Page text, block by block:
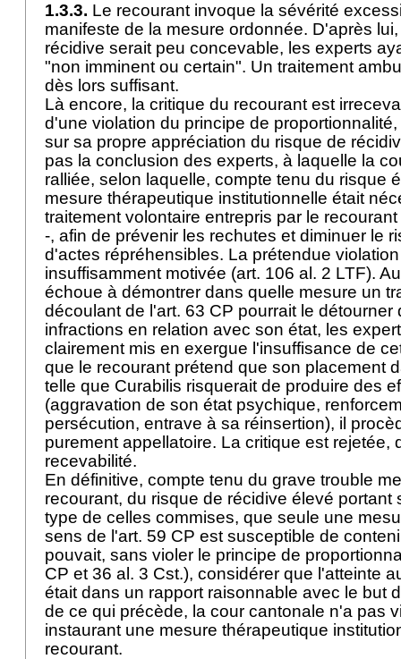
1.3.3. Le recourant invoque la sévérité
manifeste de la mesure ordonnée. D'après
récidive serait peu concevable, les experts
"non imminent ou certain". Un traitement
dès lors suffisant.
Là encore, la critique du recourant est
d'une violation du principe de
sur sa propre appréciation du risque de
pas la conclusion des experts, à laquelle la
ralliée, selon laquelle, compte tenu du risque
mesure thérapeutique institutionnelle était
traitement volontaire entrepris par le
-, afin de prévenir les rechutes et diminuer le
d'actes répréhensibles. La prétendue
insuffisamment motivée (art. 106 al. 2 LTF).
échoue à démontrer dans quelle mesure un
découlant de l'art. 63 CP pourrait le détourner
infractions en relation avec son état, les
clairement mis en exergue l'insuffisance de
que le recourant prétend que son placement
telle que Curabilis risquerait de produire des
(aggravation de son état psychique,
persécution, entrave à sa réinsertion), il
purement appellatoire. La critique est rejetée,
recevabilité.
En définitive, compte tenu du grave trouble
recourant, du risque de récidive élevé portant
type de celles commises, que seule une
sens de l'art. 59 CP est susceptible de
pouvait, sans violer le principe de
CP et 36 al. 3 Cst.), considérer que l'atteinte
était dans un rapport raisonnable avec le but
de ce qui précède, la cour cantonale n'a pas
instaurant une mesure thérapeutique
recourant.